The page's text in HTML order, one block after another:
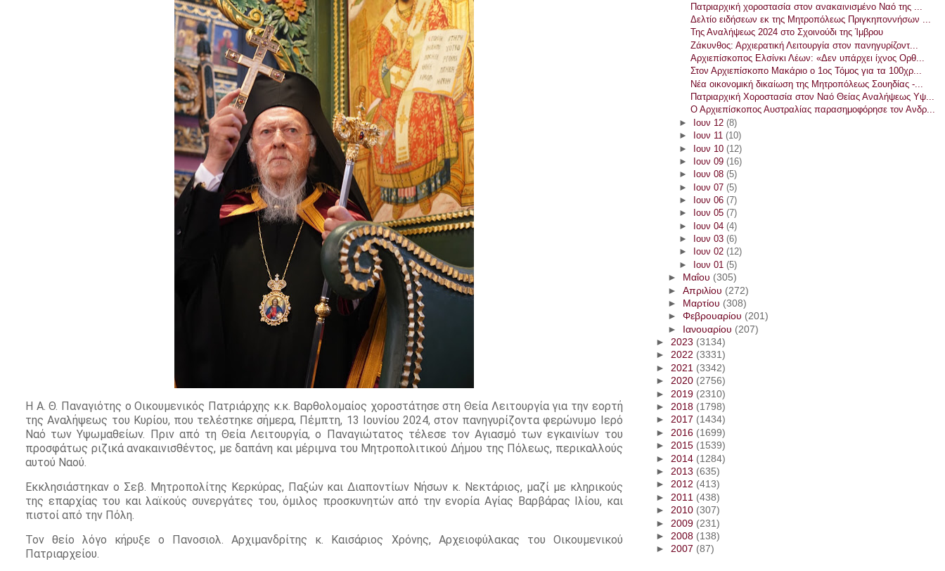
H Α. Θ. Παναγιότης ο Οικουμενικός Πατριάρχης κ.κ. Βαρθολομαίος χοροστάτησε στη Θεία Λειτουργία για την εορτή
της Αναλήψεως του Κυρίου, που τελέστηκε σήμερα, Πέμπτη, 13 Ιουνίου 2024, στον πανηγυρίζοντα φερώνυμο Ιερό
Ναό των Υψωμαθείων. Πριν από τη Θεία Λειτουργία, ο Παναγιώτατος τέλεσε τον Αγιασμό των εγκαινίων του
προσφάτως ριζικά ανακαινισθέντος, με δαπάνη και μέριμνα του Μητροπολιτικού Δήμου της Πόλεως, περικαλλούς
αυτού Ναού.
Εκκλησιάστηκαν ο Σεβ. Μητροπολίτης Κερκύρας, Παξών και Διαποντίων Νήσων κ. Νεκτάριος, μαζί με κληρικούς
της επαρχίας του και λαϊκούς συνεργάτες του, όμιλος προσκυνητών από την ενορία Αγίας Βαρβάρας Ιλίου, και
πιστοί από την Πόλη.
Τον θείο λόγο κήρυξε ο Πανοσιολ. Αρχιμανδρίτης κ. Καισάριος Χρόνης, Αρχειοφύλακας του Οικουμενικού
Πατριαρχείου.
Πατριαρχική χοροστασία στον ανακαινισμένο Ναό της ...
Δελτίο ειδήσεων εκ της Μητροπόλεως Πριγκηποννήσων ...
Της Αναλήψεως 2024 στο Σχοινούδι της Ίμβρου
Ζάκυνθος: Αρχιερατική Λειτουργία στον πανηγυρίζοντ...
Αρχιεπίσκοπος Ελσίνκι Λέων: «Δεν υπάρχει ίχνος Ορθ...
Στον Αρχιεπίσκοπο Μακάριο ο 1ος Τόμος για τα 100χρ...
Νέα οικονομική δικαίωση της Μητροπόλεως Σουηδίας -...
Πατριαρχική Χοροστασία στον Ναό Θείας Αναλήψεως Υψ...
Ο Αρχιεπίσκοπος Αυστραλίας παρασημοφόρησε τον Ανδρ...
►
Ιουν 12 (8)
►
Ιουν 11 (10)
► Ιουν 10 (12)
►
Ιουν 09 (16)
►
Ιουν 08 (5)
► Ιουν 07 (5)
►
Ιουν 06 (7)
►
Ιουν 05 (7)
► Ιουν 04 (4)
►
Ιουν 03 (6)
►
Ιουν 02 (12)
►
Ιουν 01 (5)
►
Μαΐου (305)
► Απριλίου (272)
►
Μαρτίου (308)
► Φεβρουαρίου (201)
► Ιανουαρίου (207)
►2023 (3134)
►2022 (3331)
► 2021 (3342)
►2020 (2756)
► 2019 (2310)
►2018 (1798)
►2017 (1434)
► 2016 (1699)
►2015 (1539)
► 2014 (1284)
► 2013 (635)
►2012 (413)
► 2011 (438)
►2010 (307)
► 2009 (231)
► 2008 (138)
►2007 (87)